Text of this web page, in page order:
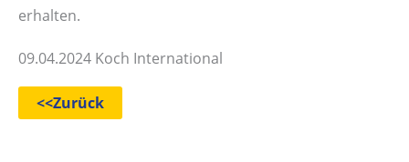
erhalten.
09.04.2024 Koch International
<<Zurück